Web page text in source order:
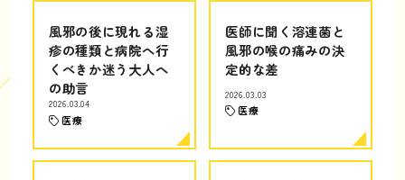
風邪の後に現れる湿
疹の種類と病院へ行
くべきか迷う大人へ
の助言
2026.03.04
医療
医師に聞く溶連菌と
風邪の喉の痛みの決
定的な差
2026.03.03
医療